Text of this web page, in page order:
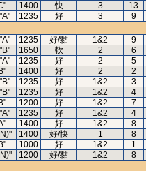
1400 快 3
13
1235 好 3
9
1235 好/黏 1&2
9
1650 軟 2
6
1235 好 2
5
1400 好 2
2
1235 好 1&2
3
1235 好 1&2
4
1200 好 1&2
7
1235 好 1&2
4
1400 好 1&2
8
1400 好/快 1
8
1000 好 1&2
1
1200 好/黏 1&2
8